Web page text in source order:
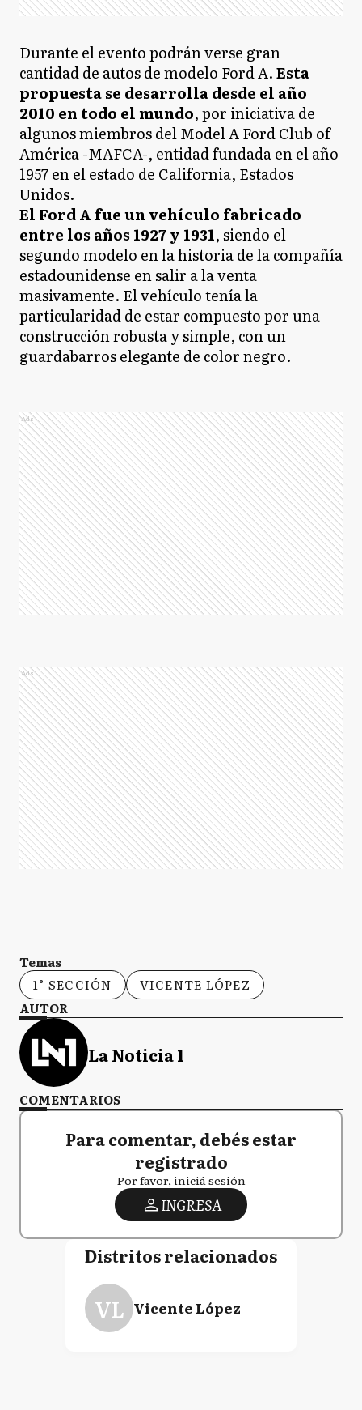
Durante el evento podrán verse gran
cantidad de autos de modelo Ford A.Esta
propuesta se desarrolla desde el año
2010 en todo el mundo, por iniciativa de
algunos miembros del Model A Ford Club of
América -MAFCA-, entidad fundada en el año
1957 en el estado de California, Estados
Unidos.
El Ford A fue un vehículo fabricado
entre los años 1927 y 1931, siendo el
segundo modelo en la historia de la compañía
estadounidense en salir a la venta
masivamente. El vehículo tenía la
particularidad de estar compuesto por una
construcción robusta y simple, con un
guardabarros elegante de color negro.
Ads
Ads
Temas
1° SECCIÓN
VICENTE LÓPEZ
AUTOR
La Noticia 1
COMENTARIOS
Para comentar, debés estar
registrado
Por favor, iniciá sesión
INGRESA
Distritos relacionados
VL Vicente López